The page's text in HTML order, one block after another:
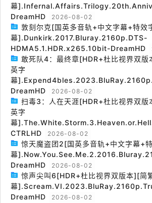
幕
DreamHD
2026-08-02
敦刻尔克[国英多音轨+中文字幕+特效
幕].Dunkirk.2017.Bluray.2160p.DTS-
HDMA5.1.HDR.x265.10bit-DreamHD
敢死队4：最终章[HDR+杜比视界双
英字
幕
DreamHD
2026-08-02
扫毒3：人在天涯[HDR+杜比视界双
英字
幕
CTRLHD
2026-08-02
惊天魔盗团2[国英多音轨+中文字幕+
幕
DreamHD
2026-08-02
惊声尖叫6[HDR+杜比视界双版本][简
幕
DreamHD
2026-08-02